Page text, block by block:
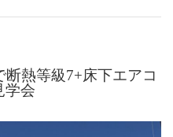
断熱等級7+床下エアコ
学会